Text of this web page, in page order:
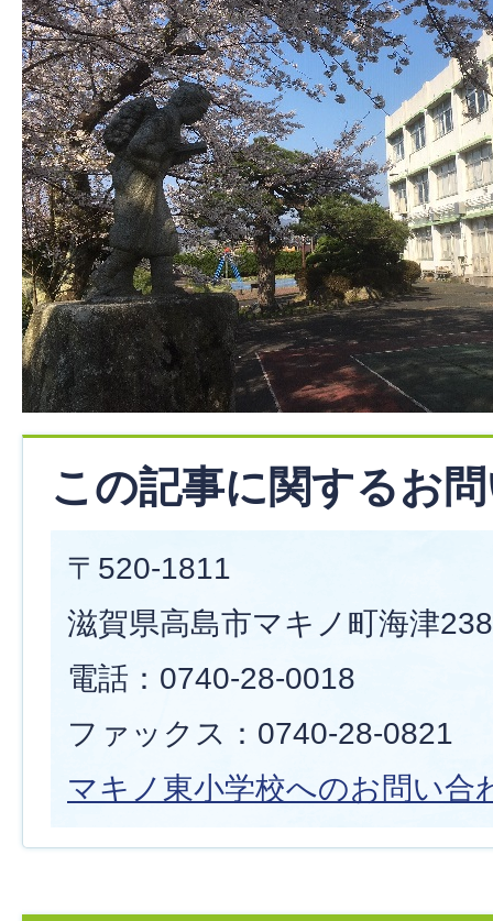
この記事に関するお
〒520-1811
滋賀県高島市マキノ町海津
電話：0740-28-0018
ファックス：0740-28-0821
マキノ東小学校へのお問い合